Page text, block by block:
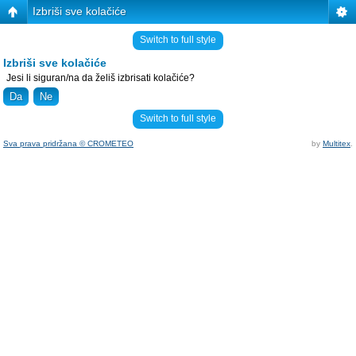
Izbriši sve kolačiće
Switch to full style
Izbriši sve kolačiće
Jesi li siguran/na da želiš izbrisati kolačiće?
Switch to full style
Sva prava pridržana © CROMETEO by Multitex